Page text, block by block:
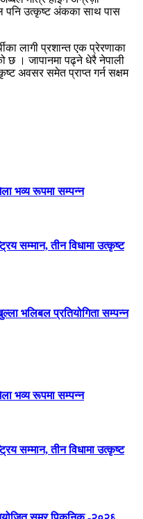
पनि उत्कृष्ट अंकका साथ पास
लागी प्रशान्त एक प्रेरणाका
। जापानमा पढ्ने धेरै नेपाली
अवसर समेत प्राप्त गर्न सक्षम
भव्य रूपमा सम्पन्न
सम्मान, तीन विधामा उत्कृष्ट
भलिबल प्रतियोगिता सम्पन्न
भव्य रूपमा सम्पन्न
सम्मान, तीन विधामा उत्कृष्ट